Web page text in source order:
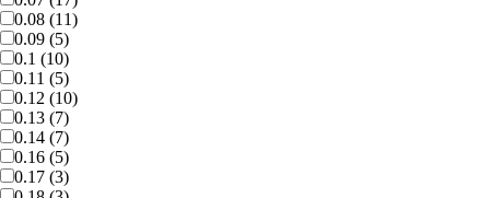
0.08 (11)
0.09 (5)
0.1 (10)
0.11 (5)
0.12 (10)
0.13 (7)
0.14 (7)
0.16 (5)
0.17 (3)